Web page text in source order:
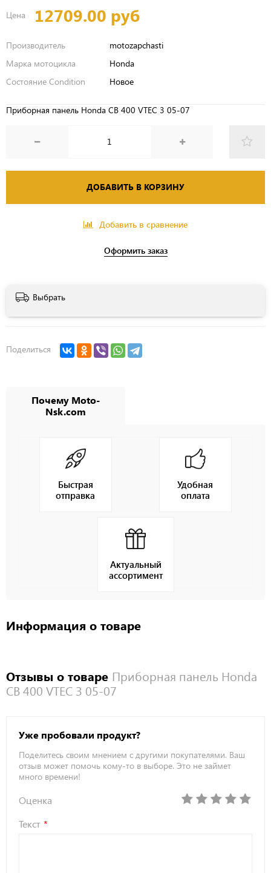
Цена 12709.00 руб
Производитель
motozapchasti
Марка мотоцикла
Honda
Состояние Condition
Новое
Приборная панель Honda CB 400 VTEC 3 05-07
ДОБАВИТЬ В КОРЗИНУ
Добавить в сравнение
Оформить заказ
Выбрать
Поделиться
Почему Moto-
Nsk.com
Быстрая
отправка
Удобная
оплата
Актуальный
ассортимент
Информация о товаре
Отзывы о товаре Приборная панель Honda
CB 400 VTEC 3 05-07
Уже пробовали продукт?
Поделитесь своим мнением с другими покупателями. Ваш
отзыв может помочь кому-то в выборе. Это не займет
много времени!
Оценка
Текст